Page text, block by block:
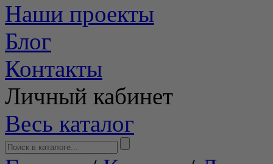
Наши проекты
Блог
Контакты
Личный кабинет
Весь каталог